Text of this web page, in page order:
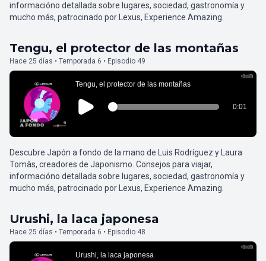
informacióno detallada sobre lugares, sociedad, gastronomía y
mucho más, patrocinado por Lexus, Experience Amazing.
Tengu, el protector de las montañas
Hace 25 días • Temporada 6 • Episodio 49
Descubre Japón a fondo de la mano de Luis Rodríguez y Laura
Tomàs, creadores de Japonismo. Consejos para viajar,
informacióno detallada sobre lugares, sociedad, gastronomía y
mucho más, patrocinado por Lexus, Experience Amazing.
Urushi, la laca japonesa
Hace 25 días • Temporada 6 • Episodio 48